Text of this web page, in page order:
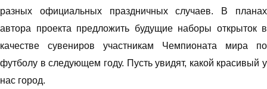
разных официальных праздничных случаев. В планах
автора проекта предложить будущие наборы открыток в
качестве сувениров участникам Чемпионата мира по
футболу в следующем году. Пусть увидят, какой красивый у
нас город.